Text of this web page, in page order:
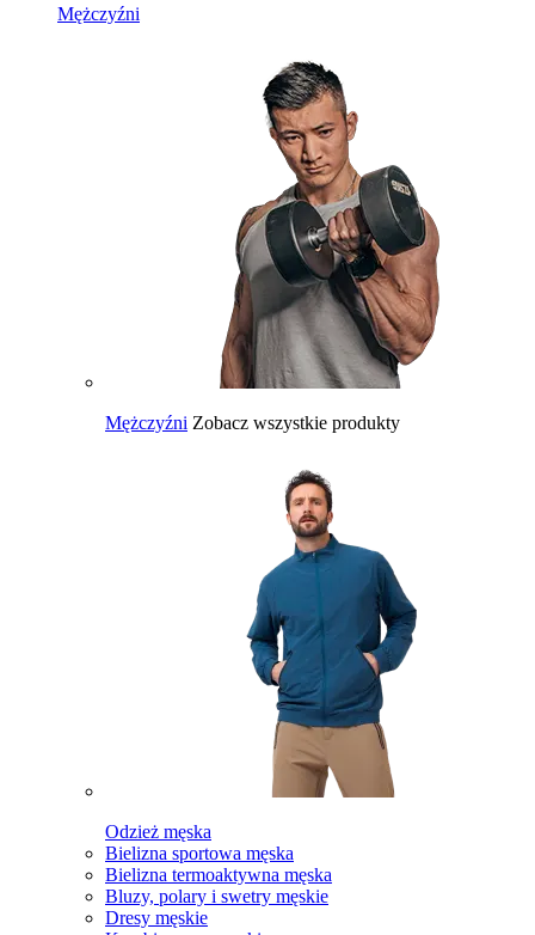
Mężczyźni
Mężczyźni Zobacz wszystkie produkty
Odzież męska
Bielizna sportowa męska
Bielizna termoaktywna męska
Bluzy, polary i swetry męskie
Dresy męskie